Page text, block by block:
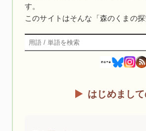
す。
このサイトはそんな「森のくまの探
検索
はじめまし